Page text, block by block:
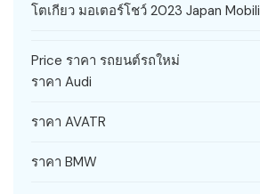
โตเกียว มอเตอร์โชว์ 2023 Japan
Price ราคา รถยนต์รถใหม่
ราคา Audi
ราคา AVATR
ราคา BMW